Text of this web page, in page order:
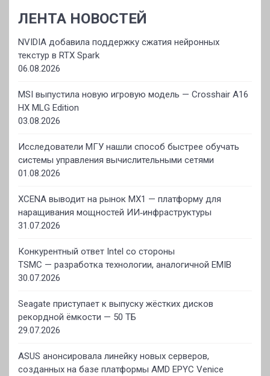
ЛЕНТА НОВОСТЕЙ
NVIDIA добавила поддержку сжатия нейронных
текстур в RTX Spark
06.08.2026
MSI выпустила новую игровую модель — Crosshair A16
HX MLG Edition
03.08.2026
Исследователи МГУ нашли способ быстрее обучать
системы управления вычислительными сетями
01.08.2026
XCENA выводит на рынок MX1 — платформу для
наращивания мощностей ИИ‑инфраструктуры
31.07.2026
Конкурентный ответ Intel со стороны
TSMC — разработка технологии, аналогичной EMIB
30.07.2026
Seagate приступает к выпуску жёстких дисков
рекордной ёмкости — 50 ТБ
29.07.2026
ASUS анонсировала линейку новых серверов,
созданных на базе платформы AMD EPYC Venice